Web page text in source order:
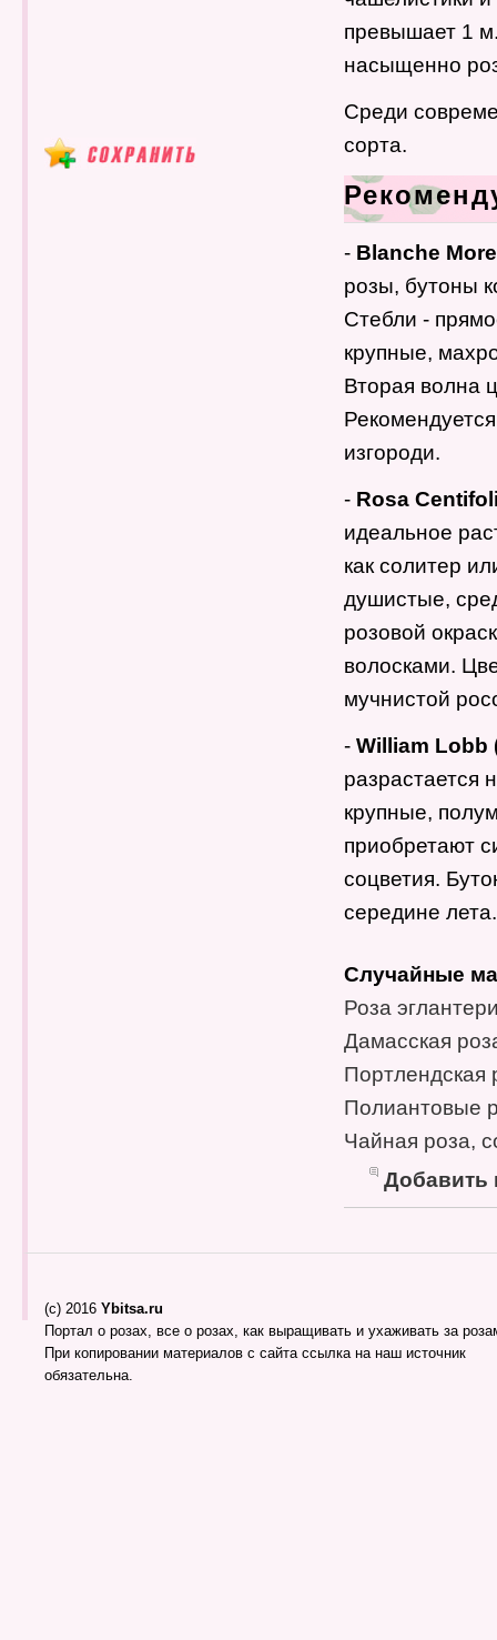
превышает 1
насыщенно
Среди
сорта.
- Blanche
розы, бутоны
Стебли -
крупные,
Вторая волна
изгороди.
- Rosa
идеальное
как солитер
душистые,
розовой
волосками.
мучнистой
- William Lobb
разрастается
крупные,
приобретают
соцветия.
середине лета.
Случайные
Роза
Дамасская
Портлендская
Полиантовые
Чайная роза,
Добавить
(c) 2016 Ybitsa.ru
Портал о розах, все о розах, как выращивать и ухаживать за
При копировании материалов с сайта ссылка на наш источник
обязательна.